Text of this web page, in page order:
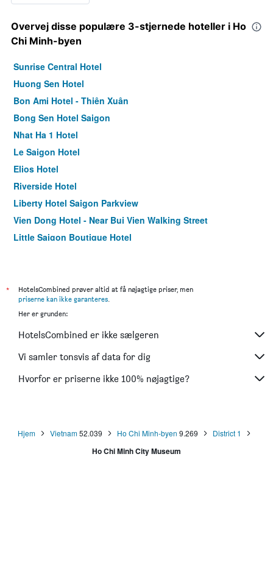
Overvej disse populære 3-stjernede hoteller i Ho
Chi Minh-byen
Sunrise Central Hotel
Huong Sen Hotel
Bon Ami Hotel - Thiên Xuân
Bong Sen Hotel Saigon
Nhat Ha 1 Hotel
Le Saigon Hotel
Elios Hotel
Riverside Hotel
Liberty Hotel Saigon Parkview
Vien Dong Hotel - Near Bui Vien Walking Street
Little Saigon Boutique Hotel
Dong Khanh Hotel
Nicecy Ben Thanh Hotel
Calista Sai Gon Hotel
GK Central Hotel
Saigon Kiko Hotel
*
HotelsCombined prøver altid at få nøjagtige priser, men
priserne kan ikke garanteres.
Her er grunden:
HotelsCombined er ikke sælgeren
Vi samler tonsvis af data for dig
Hvorfor er priserne ikke 100% nøjagtige?
Hjem Vietnam 52.039 Ho Chi Minh-byen 9.269 District 1
Ho Chi Minh City Museum